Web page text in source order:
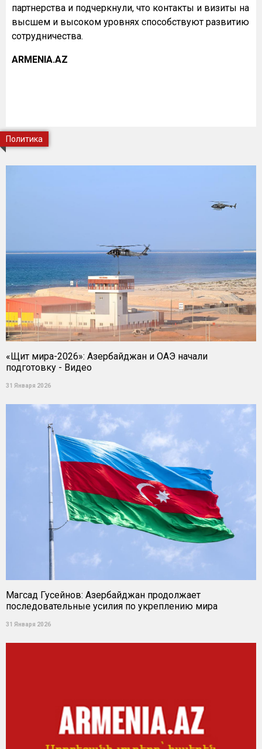
партнерства и подчеркнули, что контакты и визиты на
высшем и высоком уровнях способствуют развитию
сотрудничества.
ARMENIA.AZ
Политика
«Щит мира-2026»: Азербайджан и ОАЭ начали
подготовку - Видео
31 Января 2026
Магсад Гусейнов: Азербайджан продолжает
последовательные усилия по укреплению мира
31 Января 2026